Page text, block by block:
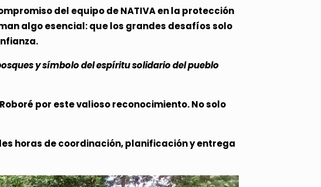
del equipo de NATIVA en la protección
algo esencial: que los grandes desafíos solo
y símbolo del espíritu solidario del pueblo
por este valioso reconocimiento. No solo
horas de coordinación, planificación y entrega